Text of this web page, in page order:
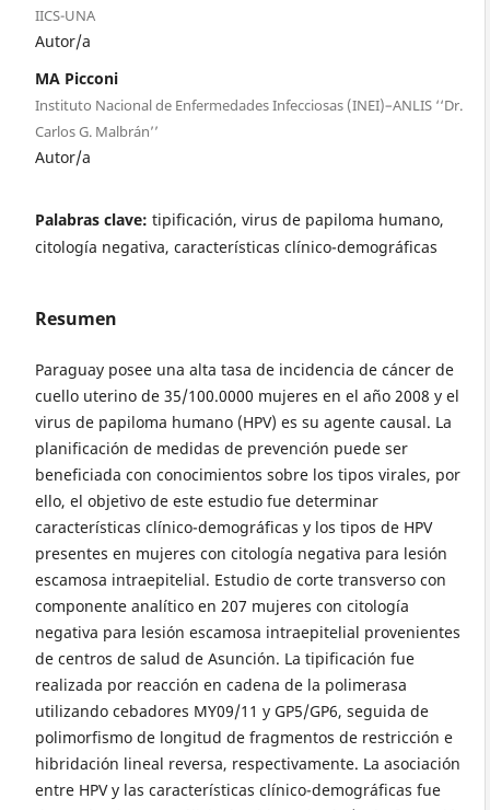
IICS-UNA
Autor/a
MA Picconi
Instituto Nacional de Enfermedades Infecciosas (INEI)–ANLIS ‘‘Dr.
Carlos G. Malbrán’’
Autor/a
Palabras clave: tipificación, virus de papiloma humano,
citología negativa, características clínico-demográficas
Resumen
Paraguay posee una alta tasa de incidencia de cáncer de
cuello uterino de 35/100.0000 mujeres en el año 2008 y el
virus de papiloma humano (HPV) es su agente causal. La
planificación de medidas de prevención puede ser
beneficiada con conocimientos sobre los tipos virales, por
ello, el objetivo de este estudio fue determinar
características clínico-demográficas y los tipos de HPV
presentes en mujeres con citología negativa para lesión
escamosa intraepitelial. Estudio de corte transverso con
componente analítico en 207 mujeres con citología
negativa para lesión escamosa intraepitelial provenientes
de centros de salud de Asunción. La tipificación fue
realizada por reacción en cadena de la polimerasa
utilizando cebadores MY09/11 y GP5/GP6, seguida de
polimorfismo de longitud de fragmentos de restricción e
hibridación lineal reversa, respectivamente. La asociación
entre HPV y las características clínico-demográficas fue